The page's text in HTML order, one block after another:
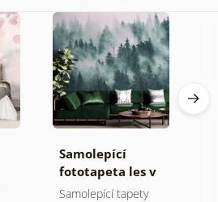
Samolepící
fototapeta les v
mlze
Samolepící tapety